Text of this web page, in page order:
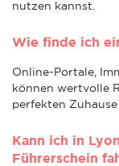
nutzen kannst.
Wie finde ich
Online-Portale,
können wertvolle
perfekten Zuhause
Kann ich in
Führerschein